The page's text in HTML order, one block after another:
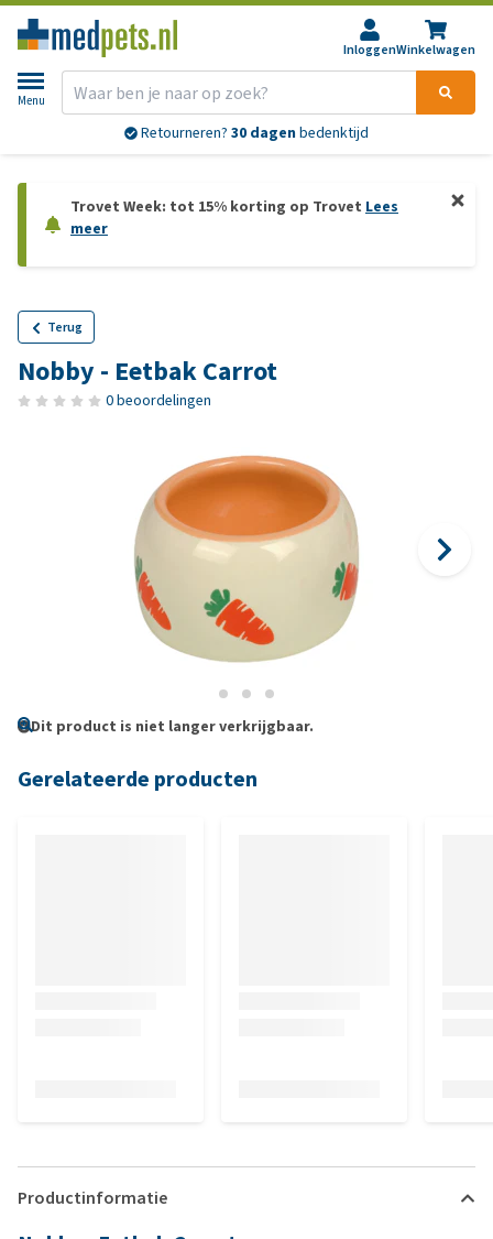
InloggenWinkelwagen
Menu
Retourneren? 30 dagenbedenktijd
Trovet Week: tot 15% korting op Trovet Lees
meer
Terug
Nobby - Eetbak Carrot
0 beoordelingen
Dit product is niet langer verkrijgbaar.
Gerelateerde producten
Productinformatie